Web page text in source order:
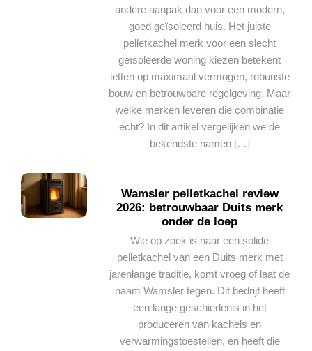
andere aanpak dan voor een modern,
goed geïsoleerd huis. Het juiste
pelletkachel merk voor een slecht
geïsoleerde woning kiezen betekent
letten op maximaal vermogen, robuuste
bouw en betrouwbare regelgeving. Maar
welke merken leveren die combinatie
echt? In dit artikel vergelijken we de
bekendste namen […]
Wamsler pelletkachel review
2026: betrouwbaar Duits merk
onder de loep
Wie op zoek is naar een solide
pelletkachel van een Duits merk met
jarenlange traditie, komt vroeg of laat de
naam Wamsler tegen. Dit bedrijf heeft
een lange geschiedenis in het
produceren van kachels en
verwarmingstoestellen, en heeft die